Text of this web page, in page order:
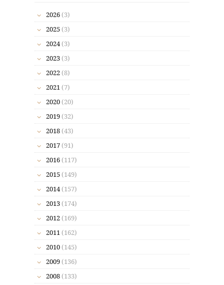
2026 (3)
2025 (3)
2024 (3)
2023 (3)
2022 (8)
2021 (7)
2020 (20)
2019 (32)
2018 (43)
2017 (91)
2016 (117)
2015 (149)
2014 (157)
2013 (174)
2012 (169)
2011 (162)
2010 (145)
2009 (136)
2008 (133)